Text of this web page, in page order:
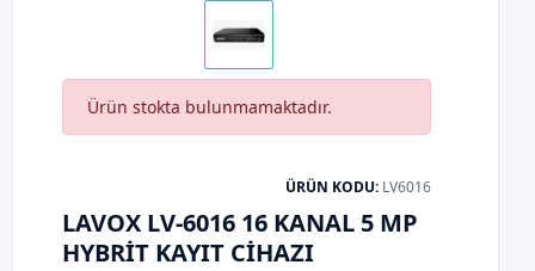
ÜRÜN KODU: LV6016
LAVOX LV-6016 16 KANAL 5 MP
HYBRİT KAYIT CİHAZI
Ürün stokta bulunmamaktadır.